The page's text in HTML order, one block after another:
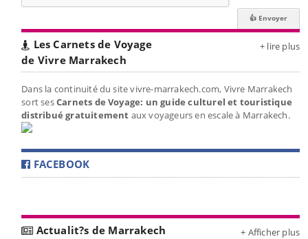
Les Carnets de Voyage
de Vivre Marrakech
+ lire plus
Dans la continuité du site vivre-marrakech.com, Vivre Marrakech
sort sesCarnets de Voyage: un guide culturel et touristique
distribué gratuitement aux voyageurs en escale à Marrakech.
FACEBOOK
Actualit?s de Marrakech + Afficher plus